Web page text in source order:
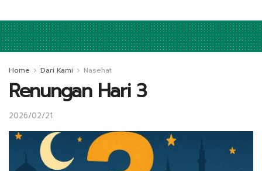
Home Dari Kami Nasehat
Renungan Hari 3
2026/02/21